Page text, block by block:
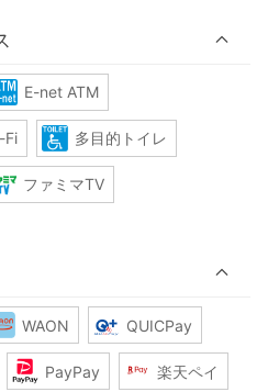
E-net ATM
Fi 多目的トイレ
ファミマTV
WAON QUICPay
PayPay 楽天ペイ